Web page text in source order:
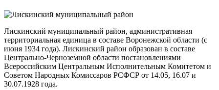
Лискинский муниципальный район, административная
территориальная единица в составе Воронежской области (с
июня 1934 года). Лискинский район образован в составе
Центрально-Черноземной области постановлениями
Всероссийским Центральным Исполнительным Комитетом и
Советом Народных Комиссаров РСФСР от 14.05, 16.07 и
30.07.1928 года.